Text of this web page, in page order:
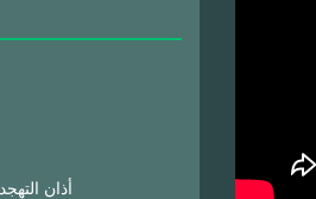
8) Azan (Tahajjud) - أذان التهجد